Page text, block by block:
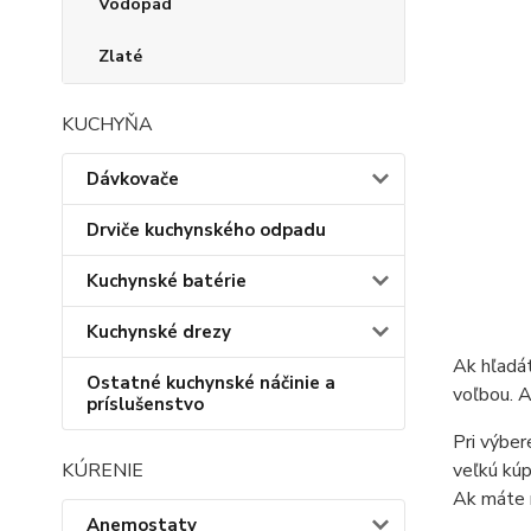
Zlaté
KUCHYŇA
Dávkovače
Drviče kuchynského odpadu
Kuchynské batérie
Kuchynské drezy
Ostatné kuchynské náčinie a
príslušenstvo
KÚRENIE
Anemostaty
Ak
voľbou.
Pri
veľkú
Ak máte